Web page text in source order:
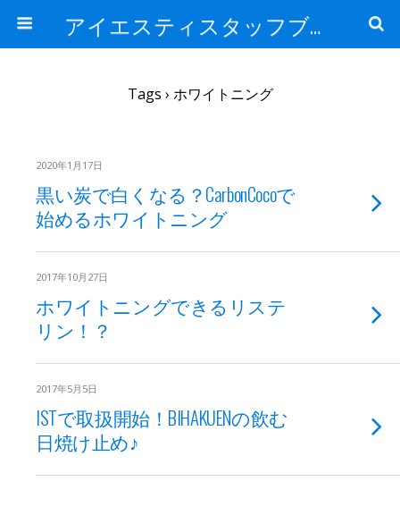
アイエスティスタッフブログ
Tags › ホワイトニング
2020年1月17日
黒い炭で白くなる？CarbonCocoで
始めるホワイトニング
2017年10月27日
ホワイトニングできるリステ
リン！？
2017年5月5日
ISTで取扱開始！BIHAKUENの飲む
日焼け止め♪